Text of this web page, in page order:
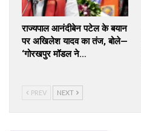
राज्यपाल आनंदीबेन पटेल के बयान
पर अखिलेश यादव का तंज, बोले—
‘गोरखपुर मॉडल ने…
PREV NEXT